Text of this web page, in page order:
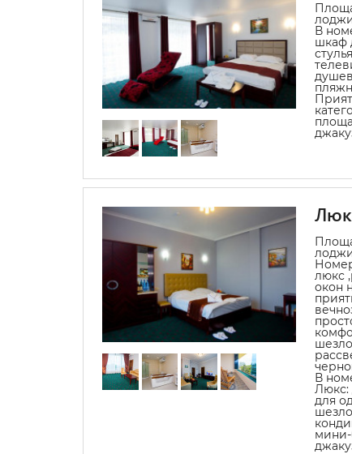
В
шкаф
люкс
окон
В
Люкс:
для
мини-